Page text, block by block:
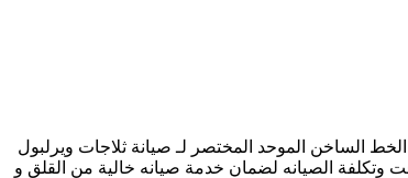
الساخن الموحد المختصر لـ صيانة ثلاجات ويرلبول
وتكلفة الصيانه لضمان خدمة صيانه خالية من القلق و